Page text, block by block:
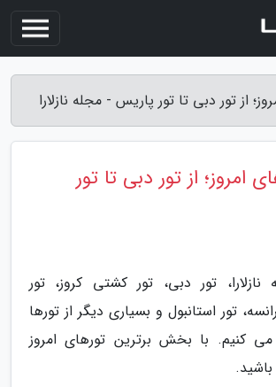
از تور دبی تا تور پاریس - مجله نازلارا
امروز؛ از تور دبی تا تور
تور دبی، تور کشتی کروز، تور
تور استانبول و بسیاری دیگر از تورها
می کنیم. با بخش برترین تورهای امروز
باشید.